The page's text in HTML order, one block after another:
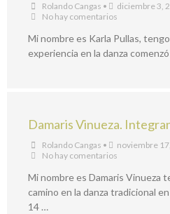
Rolando Cangas • diciembre 3,
No hay comentarios
Mi nombre es Karla Pullas,
experiencia en la danza
Damaris Vinueza.
Rolando Cangas • noviembre
No hay comentarios
Mi nombre es Damaris Vinueza
camino en la danza tradicional
14 …